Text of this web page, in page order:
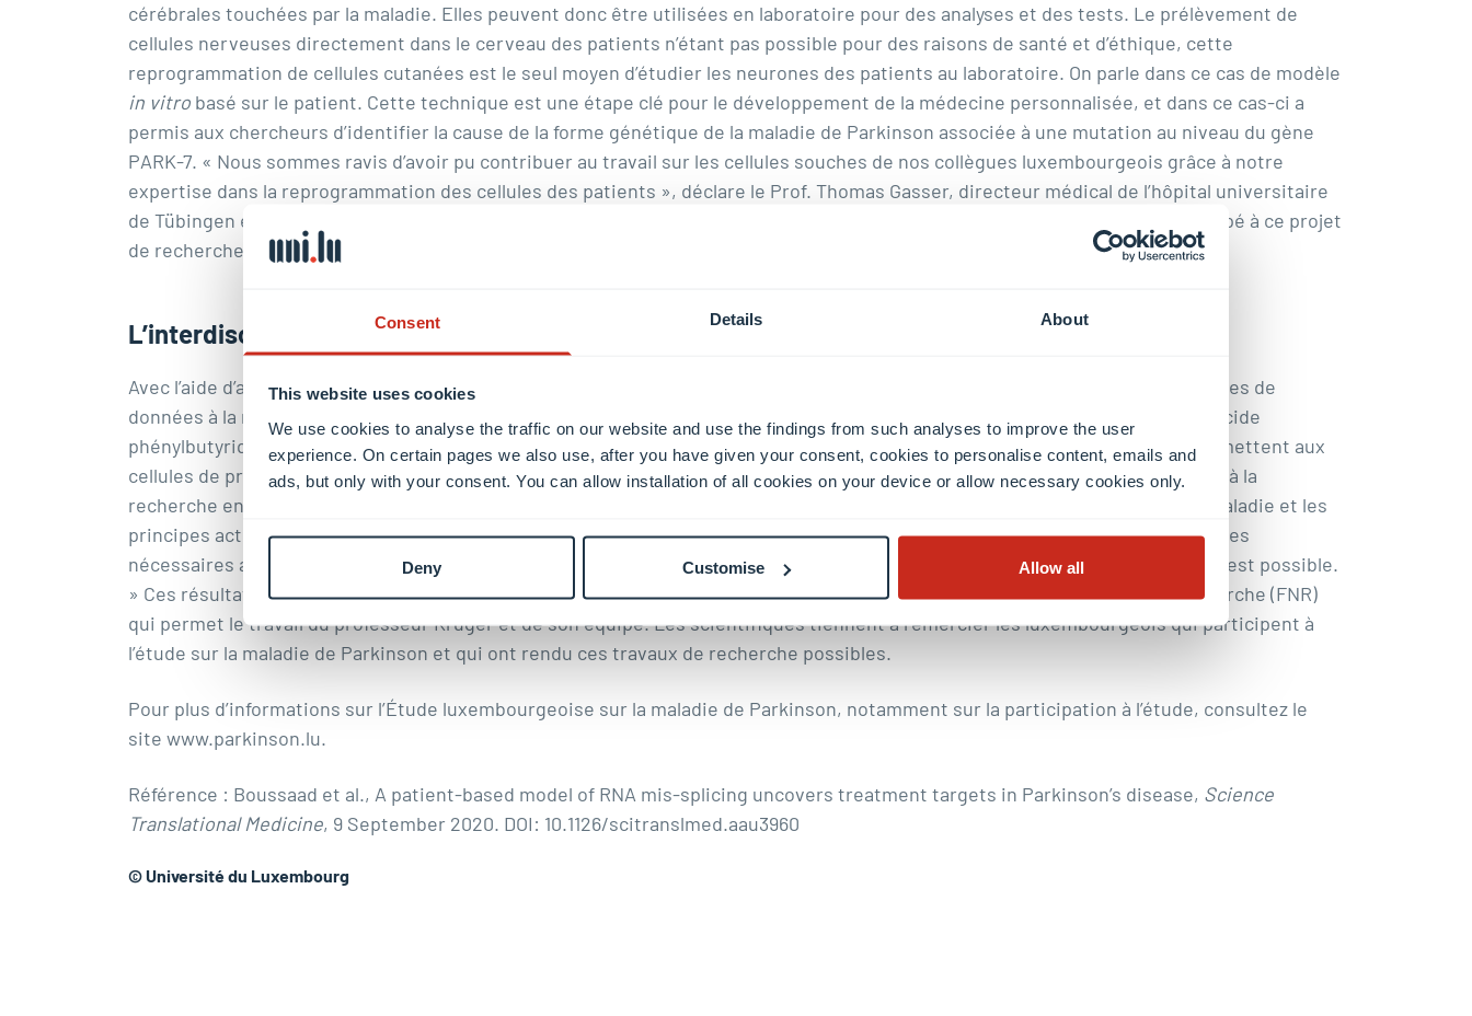
Consent Details About
This website uses cookies
We use cookies to analyse the traffic on our website and use the findings from such analyses to improve the user
experience. On certain pages we also use, after you have given your consent, cookies to personalise content, emails and
ads, but only with your consent. You can allow installation of all cookies on your device or allow necessary cookies only.
Deny Customise Allow all
cérébrales touchées par la maladie. Elles peuvent donc être utilisées en laboratoire pour des analyses et des tests. Le prélèvement de
cellules nerveuses directement dans le cerveau des patients n’étant pas possible pour des raisons de santé et d’éthique, cette
reprogrammation de cellules cutanées est le seul moyen d’étudier les neurones des patients au laboratoire. On parle dans ce cas de modèle
in vitro basé sur le patient. Cette technique est une étape clé pour le développement de la médecine personnalisée, et dans ce cas-ci a
permis aux chercheurs d’identifier la cause de la forme génétique de la maladie de Parkinson associée à une mutation au niveau du gène
PARK-7. « Nous sommes ravis d’avoir pu contribuer au travail sur les cellules souches de nos collègues luxembourgeois grâce à notre
expertise dans la reprogrammation des cellules des patients », déclare le Prof. Thomas Gasser, directeur médical de l’hôpital universitaire
de Tübingen et co-auteur de la publication. Dans l’ensemble, des institutions allemandes, italiennes et américaines ont participé à ce projet
de recherche.
L’interdisciplinarité luxembourgeoise est la clé du succès
Avec l’aide d’algorithmes bioinformatiques précis développés au LCSB, les chercheurs ont pu immédiatement explorer des bases de
données à la recherche de principes actifs pouvant potentiellement servir de traitement. Ils ont identifié deux ingrédients, l’acide
phénylbutyrique et RECTAS (RECTifier of Aberant Splicing), qui administrés ensemble dans les cultures cellulaires
in vitro
permettent aux
cellules de produire de nouveau la protéine DJ-1. « C’est en s’appuyant sur de nombreuses disciplines, du travail des médecins à la
recherche en laboratoire en passant par l’informatique, que nous avons pu identifier à la fois la cause d’une des formes de la maladie et les
principes actifs pouvant servir au traitement, » explique le professeur Krüger. Il ajoute : « Nous combinons toutes les disciplines
nécessaires au Luxembourg depuis plusieurs années et c’est pour cela qu’un tel progrès scientifique « Made in Luxembourg » est possible.
» Ces résultats représentent à ce jour le point culminant du programme PEARL, un financement du Fonds National de la Recherche (FNR)
qui permet le travail du professeur Krüger et de son équipe. Les scientifiques tiennent à remercier les luxembourgeois qui participent à
l’étude sur la maladie de Parkinson et qui ont rendu ces travaux de recherche possibles.
Pour plus d’informations sur l’Étude luxembourgeoise sur la maladie de Parkinson, notamment sur la participation à l’étude, consultez le
site www.parkinson.lu.
Référence : Boussaad et al., A patient-based model of RNA mis-splicing uncovers treatment targets in Parkinson’s disease, Science
Translational Medicine, 9 September 2020. DOI: 10.1126/scitranslmed.aau3960
© Université du Luxembourg